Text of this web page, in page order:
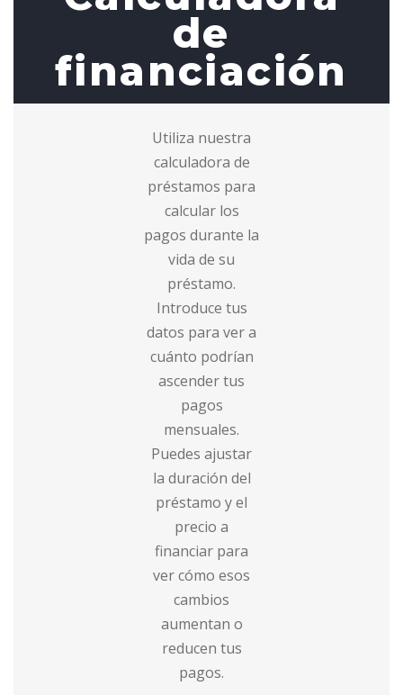
de
financiación
Utiliza nuestra
calculadora de
préstamos para
calcular los
pagos durante la
vida de su
préstamo.
Introduce tus
datos para ver a
cuánto podrían
ascender tus
pagos
mensuales.
Puedes ajustar
la duración del
préstamo y el
precio a
financiar para
ver cómo esos
cambios
aumentan o
reducen tus
pagos.